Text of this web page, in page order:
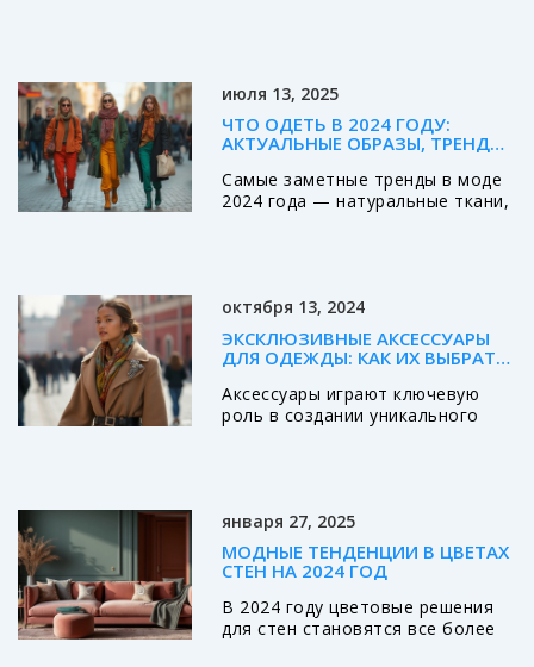
сапоги с одеждой, и на что
обращать внимание при покупке.
От шерстяной подкладки до
водонепроницаемых технологий
— рассказываем подробности.
Здесь вы найдёте практические
июля 13, 2025
ЧТО ОДЕТЬ В 2024 ГОДУ:
АКТУАЛЬНЫЕ ОБРАЗЫ, ТРЕНДЫ
Самые заметные тренды в моде
2024 года — натуральные ткани,
октября 13, 2024
ЭКСКЛЮЗИВНЫЕ АКСЕССУАРЫ
ДЛЯ ОДЕЖДЫ: КАК ИХ ВЫБРАТЬ
Аксессуары играют ключевую
роль в создании уникального
свою лепту в общий стиль. В
наше время разнообразие
модных аксессуаров
ошеломляет, и важно уметь
выбрать и сочетать их
правильно. Эта статья поможет
января 27, 2025
МОДНЫЕ ТЕНДЕНЦИИ В ЦВЕТАХ
СТЕН НА 2024 ГОД
В 2024 году цветовые решения
для стен становятся все более